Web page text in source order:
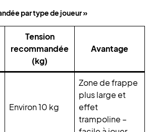
par type de joueur »
Tension
recommandée
(kg)
Avantage
Environ 10 kg
Zone de frappe
plus large et
effet
trampoline –